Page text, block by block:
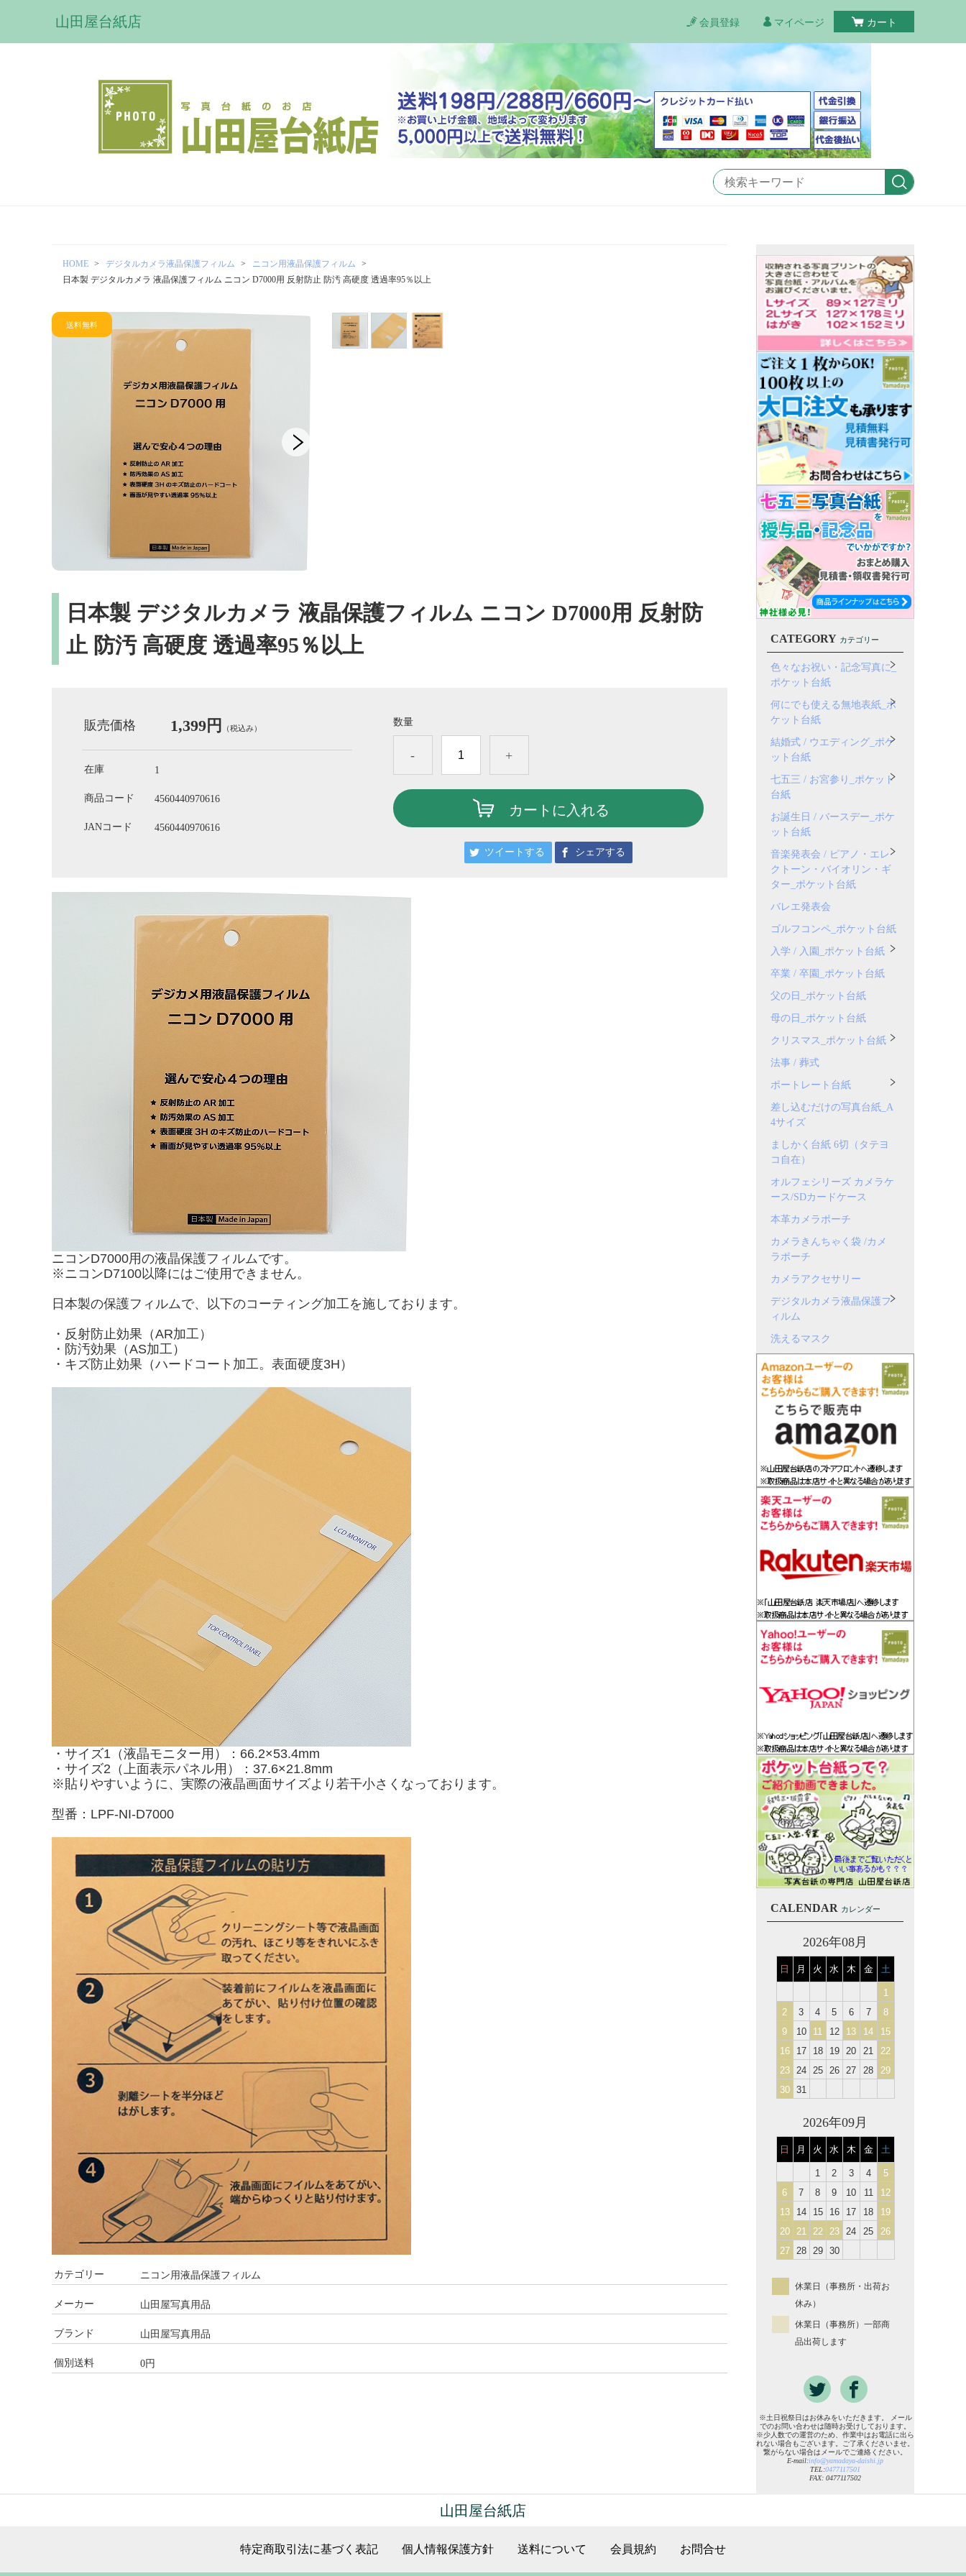
山田屋台紙店 会員登録 マイページ カート
HOME デジタルカメラ液晶保護フィルム
ニコン用液晶保護フィルム
日本製 デジタルカメラ 液晶保護フィルム ニコン D7000用 反射防止 防汚 高硬度 透過率95％以上
日本製 デジタルカメラ 液晶保護フィルム ニコン D7000用 反射防
止 防汚 高硬度 透過率95％以上
販売価格 1,399円 （税込み）
在庫 1
商品コード 4560440970616
JANコード 4560440970616
数量
- +
カートに入れる
ツイートする シェアする
ニコンD7000用の液晶保護フィルムです。
※ニコンD7100以降にはご使用できません。
日本製の保護フィルムで、以下のコーティング加工を施しております。
・反射防止効果（AR加工）
・防汚効果（AS加工）
・キズ防止効果（ハードコート加工。表面硬度3H）
・サイズ1（液晶モニター用）：66.2×53.4mm
・サイズ2（上面表示パネル用）：37.6×21.8mm
※貼りやすいように、実際の液晶画面サイズより若干小さくなっております。
型番：LPF-NI-D7000
カテゴリー ニコン用液晶保護フィルム
メーカー 山田屋写真用品
ブランド 山田屋写真用品
個別送料 0円
CATEGORY カテゴリー
色々なお祝い・記念写真に_
ポケット台紙
何にでも使える無地表紙_ポ
ケット台紙
結婚式 / ウエディング_ポケ
ット台紙
七五三 / お宮参り_ポケット
台紙
お誕生日 / バースデー_ポケ
ット台紙
音楽発表会 / ピアノ・エレ
クトーン・バイオリン・ギ
ター_ポケット台紙
バレエ発表会
ゴルフコンペ_ポケット台紙
入学 / 入園_ポケット台紙
卒業 / 卒園_ポケット台紙
父の日_ポケット台紙
母の日_ポケット台紙
クリスマス_ポケット台紙
法事 / 葬式
ポートレート台紙
差し込むだけの写真台紙_A
4サイズ
ましかく台紙 6切（タテヨ
コ自在）
オルフェシリーズ カメラケ
ース/SDカードケース
本革カメラポーチ
カメラきんちゃく袋 /カメ
ラポーチ
カメラアクセサリー
デジタルカメラ液晶保護フ
ィルム
洗えるマスク
CALENDAR カレンダー
2026年08月
日 月 火 水 木 金 土
1
2
3 4 5 6 7
8
9
10 11 12 13 14
15
16
17 18 19 20 21
22
23
24 25 26 27 28
29
30
31
2026年09月
日 月 火 水 木 金 土
1 2 3 4
5
6
7 8 9 10 11
12
13
14 15 16 17 18
19
20
21 22 23 24 25
26
27
28 29 30
休業日（事務所・出荷お
休み）
休業日（事務所）一部商
品出荷します
※土日祝祭日はお休みをいただきます。 メール
でのお問い合わせは随時お受けしております。
※少人数での運営のため、作業中はお電話に出ら
れない場合もございます。ご了承くださいませ。
繋がらない場合はメールでご連絡ください。
E-mail:info@yamadaya-daishi.jp
TEL:0477117501
FAX: 0477117502
山田屋台紙店
特定商取引法に基づく表記 個人情報保護方針 送料について 会員規約 お問合せ